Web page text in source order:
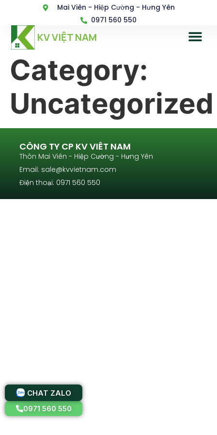
Mai Viên - Hiệp Cường - Hưng Yên
0971 560 550
KV VIỆT NAM
Category:
Uncategorized
CÔNG TY CP KV VIÊT NAM
Thôn Mai Viên - Hiệp Cường - Hưng Yên
Email: sale@kvvietnam.com
Điện thoại: 0971 560 550
0971 560 550
CHAT ZALO